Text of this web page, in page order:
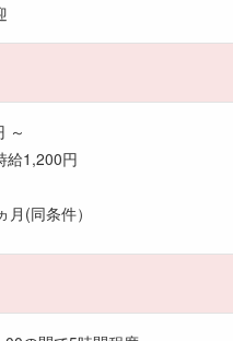
～
給1,200円
(同条件）